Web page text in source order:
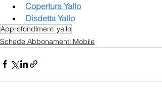
Copertura Yallo
Disdetta Yallo
Approfondimenti yallo
Schede Abbonamenti Mobile